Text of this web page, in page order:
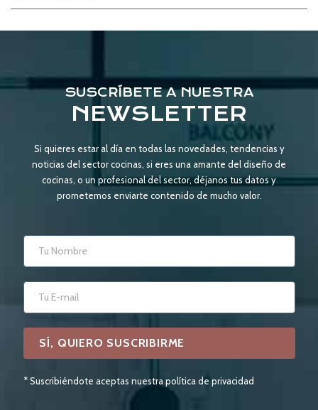
SUSCRÍBETE A NUESTRA
NEWSLETTER
Si quieres estar al día en todas las novedades, tendencias y
noticias del sector cocinas, si eres una amante del diseño de
cocinas, o un profesional del sector, déjanos tus datos y
prometemos enviarte contenido de mucho valor.
* Suscribiéndote aceptas nuestra política de privacidad